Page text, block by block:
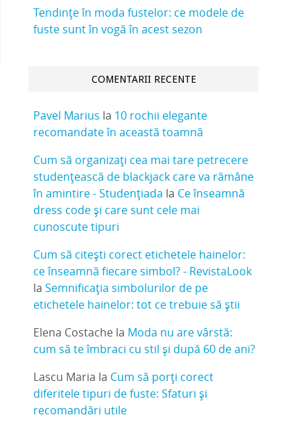
Tendințe în moda fustelor: ce modele de
fuste sunt în vogă în acest sezon
COMENTARII RECENTE
Pavel Marius la 10 rochii elegante
recomandate în această toamnă
Cum să organizați cea mai tare petrecere
studențească de blackjack care va rămâne
în amintire - Studențiada la Ce înseamnă
dress code și care sunt cele mai
cunoscute tipuri
Cum să citești corect etichetele hainelor:
ce înseamnă fiecare simbol? - RevistaLook
laSemnificația simbolurilor de pe
etichetele hainelor: tot ce trebuie să știi
Elena Costache la Moda nu are vârstă:
cum să te îmbraci cu stil și după 60 de ani?
Lascu Maria la Cum să porți corect
diferitele tipuri de fuste: Sfaturi și
recomandări utile